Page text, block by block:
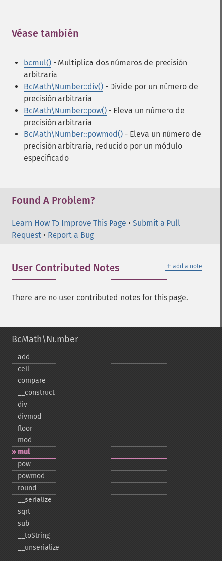
Véase también
bcmul() - Multiplica dos números de precisión
arbitraria
BcMath\Number::div() - Divide por un número de
precisión arbitraria
BcMath\Number::pow() - Eleva un número de
precisión arbitraria
BcMath\Number::powmod() - Eleva un número de
precisión arbitraria, reducido por un módulo
especificado
Found A Problem?
Learn How To Improve This Page • Submit a Pull
Request • Report a Bug
＋ add a note
User Contributed Notes
There are no user contributed notes for this page.
BcMath\Number
add
ceil
compare
_​_​construct
div
divmod
floor
mod
mul
pow
powmod
round
_​_​serialize
sqrt
sub
_​_​toString
_​_​unserialize